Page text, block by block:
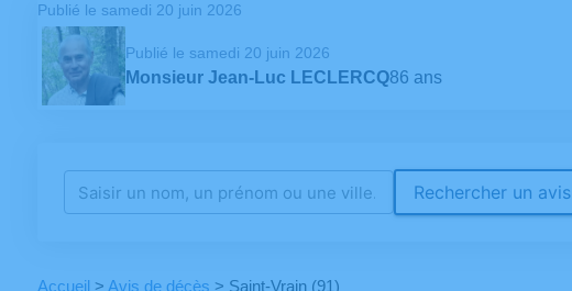
Publié le samedi 20 juin 2026
Publié le samedi 20 juin 2026
Monsieur Jean-Luc LECLERCQ86 ans
Rechercher un avis
Accueil > Avis de décès > Saint-Vrain (91)